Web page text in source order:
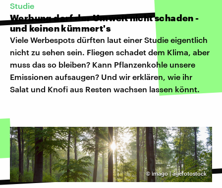
Studie
Werbung darf der Umwelt nicht schaden -
und keinen kümmert's
Viele Werbespots dürften laut einer Studie eigentlich
nicht zu sehen sein. Fliegen schadet dem Klima, aber
muss das so bleiben? Kann Pflanzenkohle unsere
Emissionen aufsaugen? Und wir erklären, wie ihr
Salat und Knofi aus Resten wachsen lassen könnt.
©imago | agefotostock